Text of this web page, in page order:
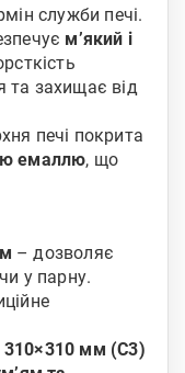
служби печі.
м’який і
та захищає від
печі покрита
емаллю, що
– дозволяє
у парну.
310×310 мм (С3)